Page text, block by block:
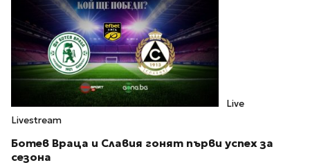
Live
Livestream
Ботев Враца и Славия гонят първи успех за
сезона